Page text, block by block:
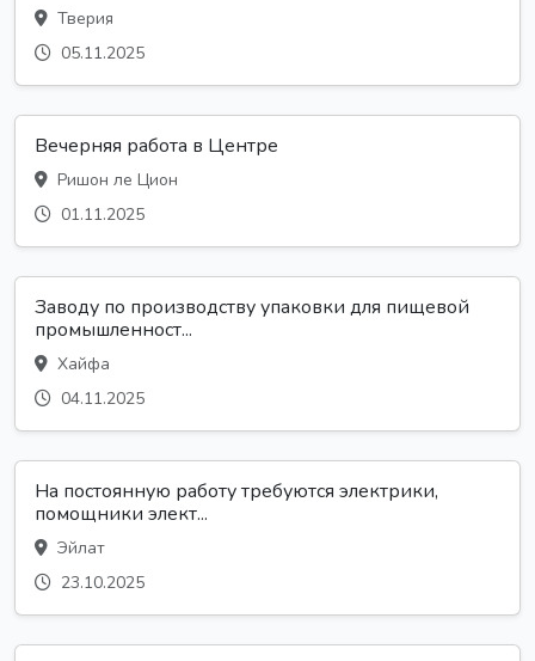
Тверия
05.11.2025
Вечерняя работа в Центре
Ришон ле Цион
01.11.2025
Заводу по производству упаковки для пищевой
промышленност...
Хайфа
04.11.2025
На постоянную работу требуются электрики,
помощники элект...
Эйлат
23.10.2025